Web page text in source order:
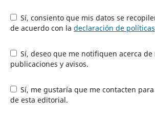
Sí, consiento que mis datos se recopilen y se almacenen
de acuerdo con la declaración de políticas
Sí, deseo que me notifiquen acerca de nuevas
publicaciones y avisos.
Sí, me gustaría que me contacten para revisar los envíos
de esta editorial.